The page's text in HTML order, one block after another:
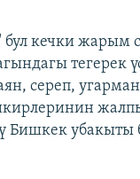
кечки жарым
тегерек
сереп,
Бишкек